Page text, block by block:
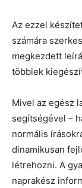
Az ezzel
számára
megkezdett
többiek
Mivel az egész
segítségével –
normális
dinamikusan
létrehozni. A
naprakész